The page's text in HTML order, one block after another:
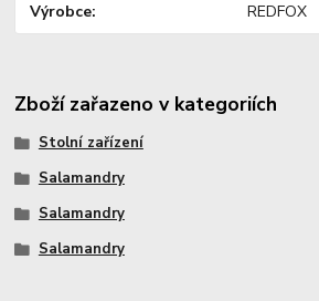
Výrobce REDFOX
Zboží zařazeno v kategoriích
Stolní zařízení
Salamandry
Salamandry
Salamandry